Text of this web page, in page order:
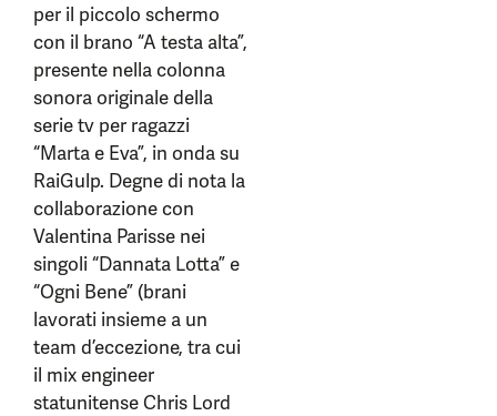
per il piccolo schermo
con il brano “A testa alta”,
presente nella colonna
sonora originale della
serie tv per ragazzi
“Marta e Eva”, in onda su
RaiGulp. Degne di nota la
collaborazione con
Valentina Parisse nei
singoli “Dannata Lotta” e
“Ogni Bene” (brani
lavorati insieme a un
team d’eccezione, tra cui
il mix engineer
statunitense Chris Lord